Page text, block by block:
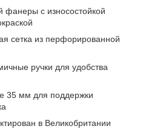
фанеры с износостойкой
сетка из перфорированной
ручки для удобства
35 мм для поддержки
в Великобритании